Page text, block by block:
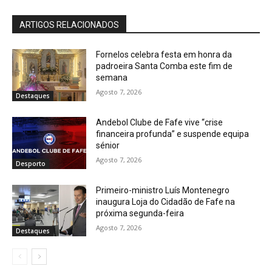
ARTIGOS RELACIONADOS
Destaques
Fornelos celebra festa em honra da
padroeira Santa Comba este fim de
semana
Agosto 7, 2026
Desporto
Andebol Clube de Fafe vive “crise
financeira profunda” e suspende equipa
sénior
Agosto 7, 2026
Destaques
Primeiro-ministro Luís Montenegro
inaugura Loja do Cidadão de Fafe na
próxima segunda-feira
Agosto 7, 2026